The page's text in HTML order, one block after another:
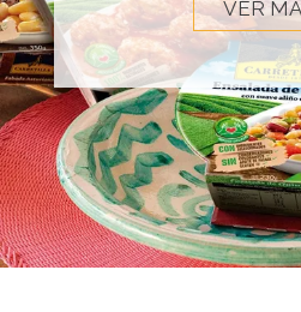
VER